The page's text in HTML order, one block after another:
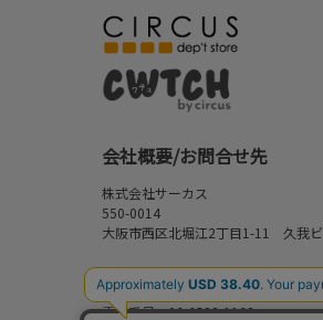
会社概要/お問合せ先
株式会社サーカス
550-0014
大阪市西区北堀江2丁目1-11 久我
お問合せ先
⇒FAQ/お問合せフォーム
電話番号：06-6538-1163